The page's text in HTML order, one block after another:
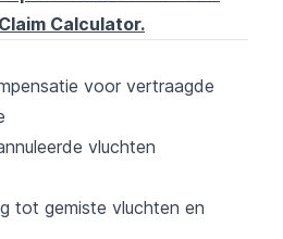
Calculator.
voor vertraagde
vluchten
tot gemiste vluchten en